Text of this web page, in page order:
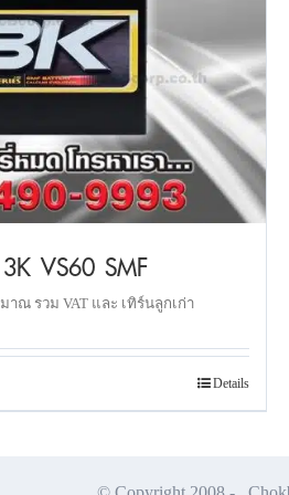
VS60 SMF
าณ รวม VAT และ เทิร์นลูกเก่า
Details